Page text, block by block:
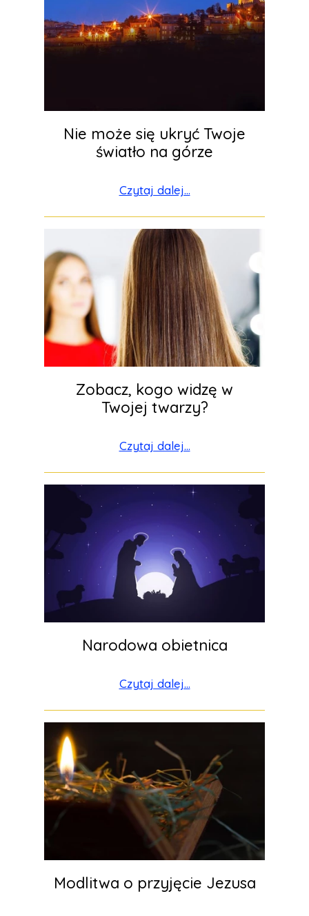
Nie może się ukryć Twoje
światło na górze
Czytaj dalej...
Zobacz, kogo widzę w
Twojej twarzy?
Czytaj dalej...
Narodowa obietnica
Czytaj dalej...
Modlitwa o przyjęcie Jezusa